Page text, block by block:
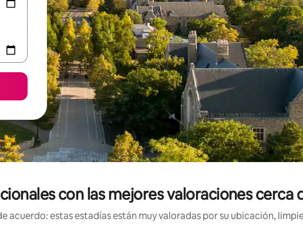
con las mejores valoraciones cerca
acuerdo: estas estadías están muy valoradas por su ubicación,